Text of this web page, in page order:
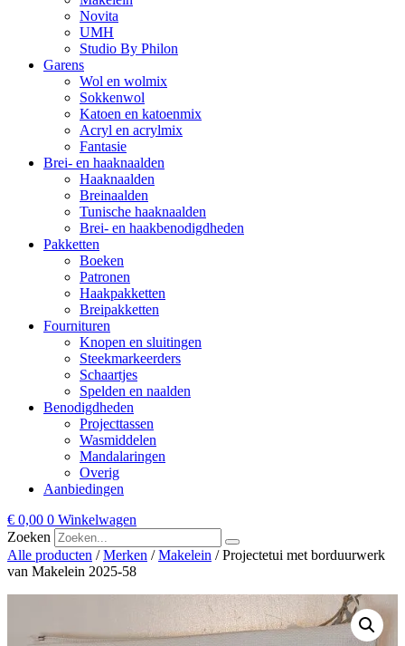
Novita
UMH
Studio By Philon
Garens
Wol en wolmix
Sokkenwol
Katoen en katoenmix
Acryl en acrylmix
Fantasie
Brei- en haaknaalden
Haaknaalden
Breinaalden
Tunische haaknaalden
Brei- en haakbenodigdheden
Pakketten
Boeken
Patronen
Haakpakketten
Breipakketten
Fournituren
Knopen en sluitingen
Steekmarkeerders
Schaartjes
Spelden en naalden
Benodigdheden
Projecttassen
Wasmiddelen
Mandalaringen
Overig
Aanbiedingen
€ 0,00 0 Winkelwagen
Zoeken
Alle producten /Merken /Makelein / Projectetui met borduurwerk
van Makelein 2025-58